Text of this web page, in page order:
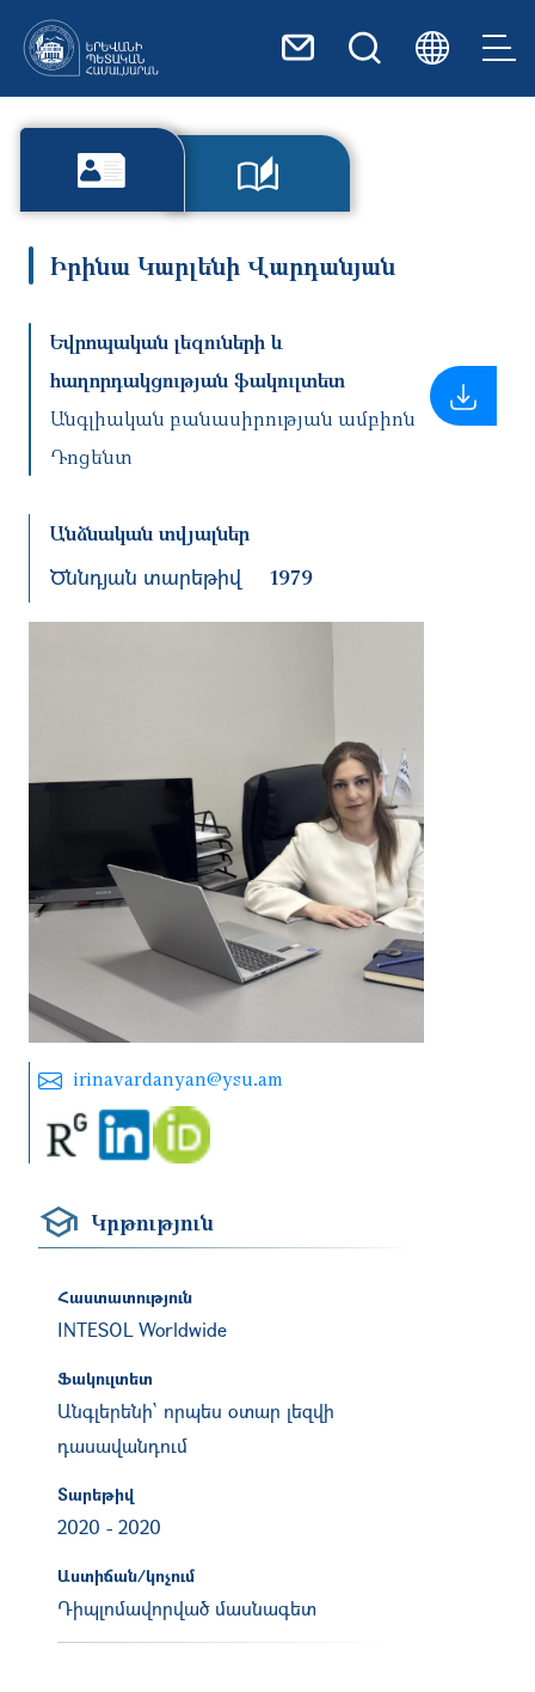
irinavardanyan@ysu.am
Իրինա Կարլենի Վարդանյան
Եվրոպական լեզուների և
հաղորդակցության ֆակուլտետ
Անգլիական բանասիրության ամբիոն
Դոցենտ
Անձնական տվյալներ
Ծննդյան տարեթիվ 1979
Կրթություն
Հաստատություն
INTESOL Worldwide
Ֆակուլտետ
Անգլերենի` որպես օտար լեզվի
դասավանդում
Տարեթիվ
2020 - 2020
Աստիճան/կոչում
Դիպլոմավորված մասնագետ